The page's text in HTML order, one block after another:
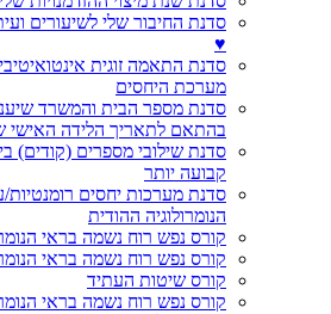
סדנת החיבור שלי לשיעורים
♥
סדנת התאמה זוגית
מערכת היחסים
סדנת מספר הבית והמשרד
בהתאם לתאריך הלידה האישי
סדנת שילובי מספרים (קודים)
קבועה יותר
סדנת מערכות יחסים רומנטיות/
הנומרולוגיה ההודית
קורס נפש רוח נשמה בראי
קורס נפש רוח נשמה בראי
קורס שיטות העתיד
קורס נפש רוח נשמה בראי